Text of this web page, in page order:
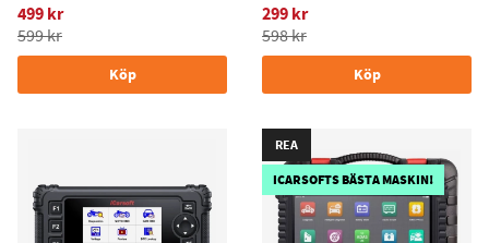
499 kr
599 kr
Köp
299 kr
598 kr
Köp
REA
ICARSOFTS BÄSTA MASKIN!